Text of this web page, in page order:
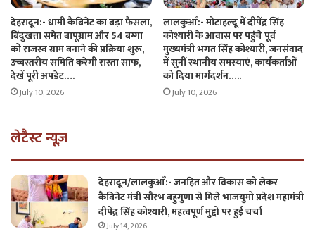
देहरादून:- धामी कैबिनेट का बड़ा फैसला,
बिंदुखत्ता समेत बापूग्राम और 54 बग्गा
को राजस्व ग्राम बनाने की प्रक्रिया शुरू,
उच्चस्तरीय समिति करेगी रास्ता साफ,
देखें पूरी अपडेट….
July 10, 2026
लालकुआँ:- मोटाहल्दू में दीपेंद्र सिंह
कोश्यारी के आवास पर पहुंचे पूर्व
मुख्यमंत्री भगत सिंह कोश्यारी, जनसंवाद
में सुनीं स्थानीय समस्याएं, कार्यकर्ताओं
को दिया मार्गदर्शन…..
July 10, 2026
लेटैस्ट न्यूज़
देहरादून/लालकुआँ:- जनहित और विकास को लेकर
कैबिनेट मंत्री सौरभ बहुगुणा से मिले भाजयुमो प्रदेश महामंत्री
दीपेंद्र सिंह कोश्यारी, महत्वपूर्ण मुद्दों पर हुई चर्चा
July 14, 2026